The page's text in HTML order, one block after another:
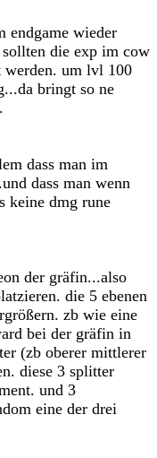
endgame wieder
die exp im cow
werden. um lvl 100
bringt so ne
dass man im
dass man wenn
keine dmg rune
der gräfin...also
die 5 ebenen
zb wie eine
bei der gräfin in
(zb oberer mittlerer
diese 3 splitter
und 3
eine der drei